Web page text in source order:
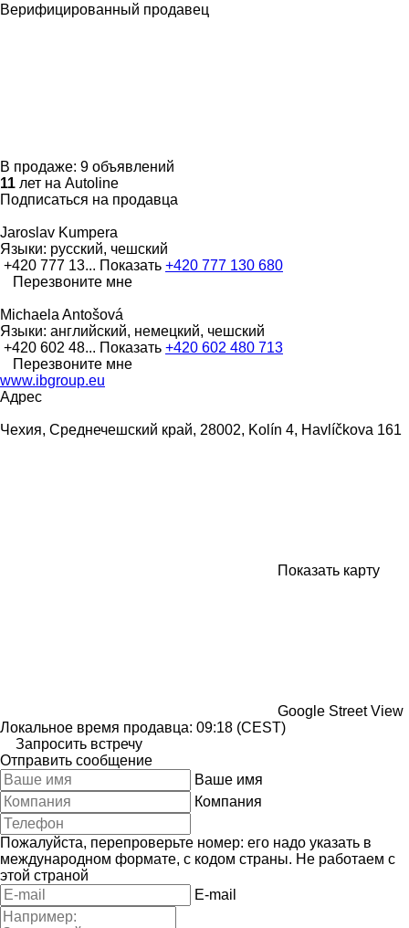
Верифицированный продавец
В продаже: 9 объявлений
11 лет на Autoline
Подписаться на продавца
Jaroslav Kumpera
Языки: русский, чешский
+420 777 13... Показать +420 777 130 680
Перезвоните мне
Michaela Antošová
Языки: английский, немецкий, чешский
+420 602 48... Показать +420 602 480 713
Перезвоните мне
www.ibgroup.eu
Адрес
Чехия, Среднечешский край, 28002, Kolín 4, Havlíčkova 161
Показать карту
Google Street View
Локальное время продавца: 09:18 (CEST)
Запросить встречу
Отправить сообщение
Ваше имя
Компания
Пожалуйста, перепроверьте номер: его надо указать в
международном формате, с кодом страны. Не работаем с
этой страной
E-mail